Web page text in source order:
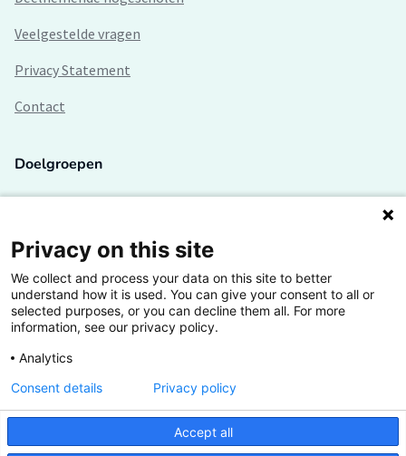
Veelgestelde vragen
Privacy Statement
Contact
Doelgroepen
Lectoren en onderzoekers
Bedrijven
Hogescholen
De grootste kennisbank van het HBO
Privacy on this site
We collect and process your data on this site to better
understand how it is used. You can give your consent to all or
selected purposes, or you can decline them all. For more
information, see our privacy policy.
Analytics
Accept all
Consent details Privacy policy